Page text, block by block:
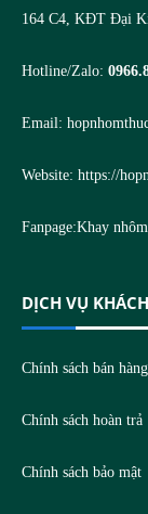
164 C4, KĐT Đại
Hotline/Zalo:
Email:
Website: https://
Fanpage:Khay
DỊCH VỤ
Chính sách bán hàng
Chính sách hoàn trả
Chính sách bảo mật